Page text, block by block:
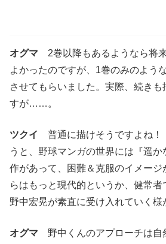
オグマ 2巻以降もあるようなら将
よかったのですが、1巻のみのよう
させてもらいました。実際、続き
すが……。
ツクイ
普通に描けそうですよね
うと、野球マンガの世界には『遥
作があって、困難＆克服のイメージ
らはもっと現代的というか、健常
野中宏晃が素直に受け入れていく様
オグマ 野中くんのアプローチは自